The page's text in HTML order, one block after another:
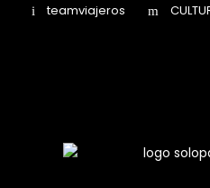
teamviajeros